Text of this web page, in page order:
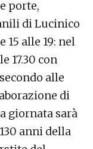
porte,
di Lucinico
15 alle 19: nel
17.30 con
alle
di
giornata sarà
anni della